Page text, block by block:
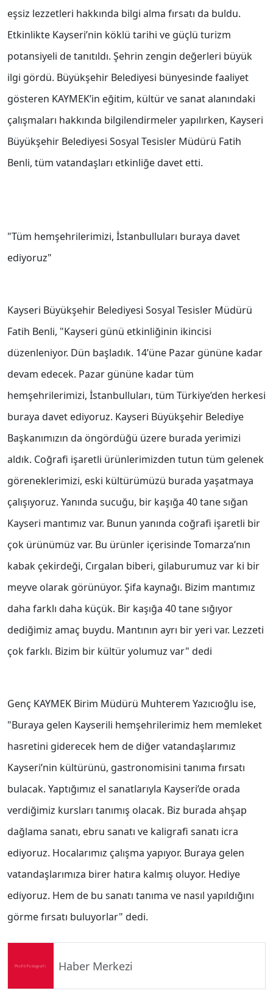
eşsiz lezzetleri hakkında bilgi alma fırsatı da buldu.
Etkinlikte Kayseri’nin köklü tarihi ve güçlü turizm
potansiyeli de tanıtıldı. Şehrin zengin değerleri büyük
ilgi gördü. Büyükşehir Belediyesi bünyesinde faaliyet
gösteren KAYMEK’in eğitim, kültür ve sanat alanındaki
çalışmaları hakkında bilgilendirmeler yapılırken, Kayseri
Büyükşehir Belediyesi Sosyal Tesisler Müdürü Fatih
Benli, tüm vatandaşları etkinliğe davet etti.
"Tüm hemşehrilerimizi, İstanbulluları buraya davet
ediyoruz"
Kayseri Büyükşehir Belediyesi Sosyal Tesisler Müdürü
Fatih Benli, "Kayseri günü etkinliğinin ikincisi
düzenleniyor. Dün başladık. 14’üne Pazar gününe kadar
devam edecek. Pazar gününe kadar tüm
hemşehrilerimizi, İstanbulluları, tüm Türkiye’den herkesi
buraya davet ediyoruz. Kayseri Büyükşehir Belediye
Başkanımızın da öngördüğü üzere burada yerimizi
aldık. Coğrafi işaretli ürünlerimizden tutun tüm gelenek
göreneklerimizi, eski kültürümüzü burada yaşatmaya
çalışıyoruz. Yanında sucuğu, bir kaşığa 40 tane sığan
Kayseri mantımız var. Bunun yanında coğrafi işaretli bir
çok ürünümüz var. Bu ürünler içerisinde Tomarza’nın
kabak çekirdeği, Cırgalan biberi, gilaburumuz var ki bir
meyve olarak görünüyor. Şifa kaynağı. Bizim mantımız
daha farklı daha küçük. Bir kaşığa 40 tane sığıyor
dediğimiz amaç buydu. Mantının ayrı bir yeri var. Lezzeti
çok farklı. Bizim bir kültür yolumuz var" dedi
Genç KAYMEK Birim Müdürü Muhterem Yazıcıoğlu ise,
"Buraya gelen Kayserili hemşehrilerimiz hem memleket
hasretini giderecek hem de diğer vatandaşlarımız
Kayseri’nin kültürünü, gastronomisini tanıma fırsatı
bulacak. Yaptığımız el sanatlarıyla Kayseri’de orada
verdiğimiz kursları tanımış olacak. Biz burada ahşap
dağlama sanatı, ebru sanatı ve kaligrafi sanatı icra
ediyoruz. Hocalarımız çalışma yapıyor. Buraya gelen
vatandaşlarımıza birer hatıra kalmış oluyor. Hediye
ediyoruz. Hem de bu sanatı tanıma ve nasıl yapıldığını
görme fırsatı buluyorlar" dedi.
Haber Merkezi